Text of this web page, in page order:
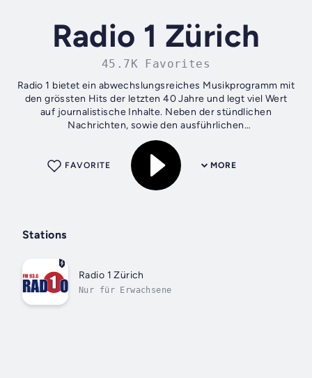
Radio 1 Zürich
45.7K Favorites
Radio 1 bietet ein abwechslungsreiches Musikprogramm mit
den grössten Hits der letzten 40 Jahre und legt viel Wert
auf journalistische Inhalte. Neben der stündlichen
Nachrichten, sowie den ausführlichen
Informationssendungen analysieren renommierte...
MORE
FAVORITE
Stations
Radio 1 Zürich
Nur für Erwachsene